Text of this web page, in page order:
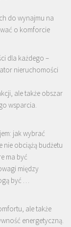
do wynajmu na
o komforcie
dla każdego –
nieruchomości
ale także obszar
wsparcia.
jak wybrać
nie obciążą budżetu
ma być
między
być …
ale także
energetyczną.